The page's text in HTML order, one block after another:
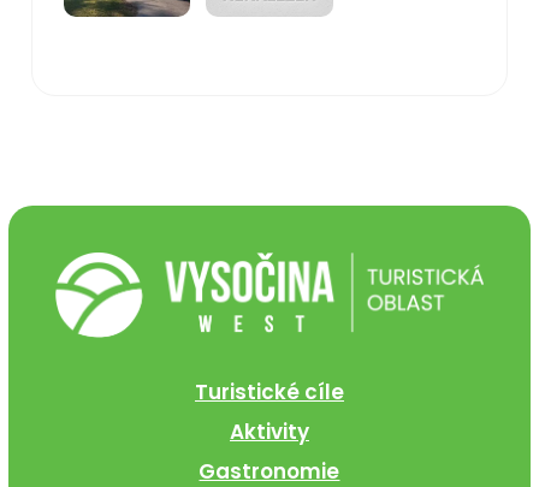
Turistické cíle
Aktivity
Gastronomie